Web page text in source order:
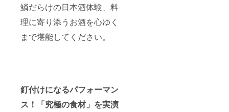
鱗だらけの日本酒体験、料
理に寄り添うお酒を心ゆく
まで堪能してください。
釘付けになるパフォーマン
ス！「究極の食材」を実演